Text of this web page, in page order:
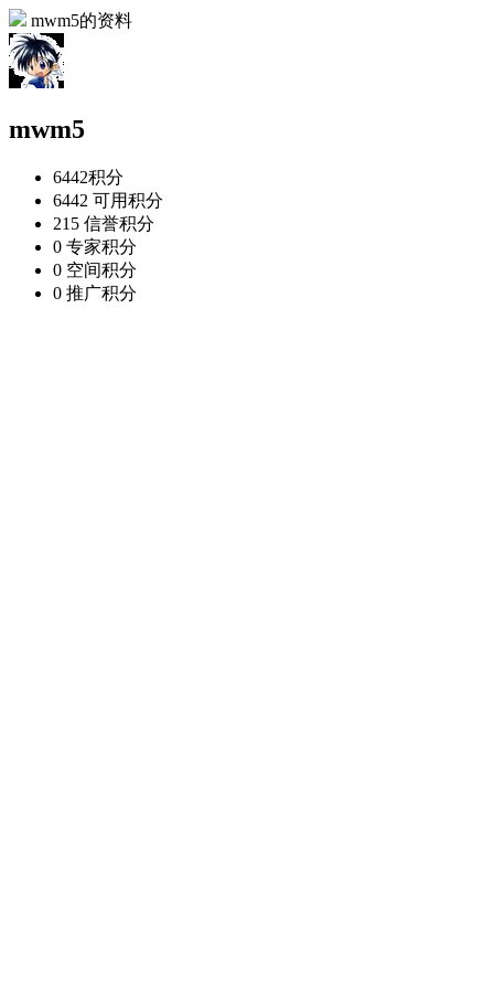
mwm5的资料
mwm5
6442积分
6442 可用积分
215 信誉积分
0 专家积分
0 空间积分
0 推广积分